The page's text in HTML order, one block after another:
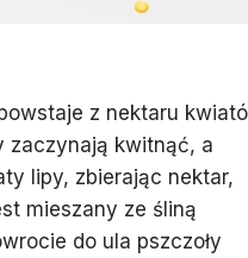
z nektaru
zaczynają kwitnąć, a
lipy, zbierając nektar,
mieszany ze śliną
do ula pszczoły